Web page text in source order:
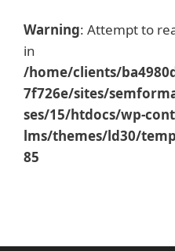
Warning: Attempt to
in
/home/clients/
7f726e/sites/
ses/15/htdocs/wp-
lms/themes/ld30/
85